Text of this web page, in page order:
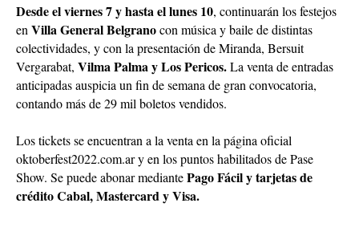
Desde el viernes 7 y hasta el lunes 10, continuarán los festejos
en Villa General Belgranocon música y baile de distintas
colectividades, y con la presentación de Miranda, Bersuit
Vergarabat, Vilma Palma y Los Pericos.La venta de entradas
anticipadas auspicia un fin de semana de gran convocatoria,
contando más de 29 mil boletos vendidos.
Los tickets se encuentran a la venta en la página oficial
oktoberfest2022.com.ar y en los puntos habilitados de Pase
Show. Se puede abonar mediantePago Fácil y tarjetas de
crédito Cabal, Mastercard y Visa.